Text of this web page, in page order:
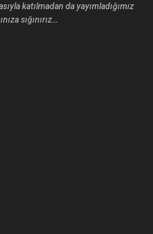
katılmadan da yayımladığımız
sığınırız…